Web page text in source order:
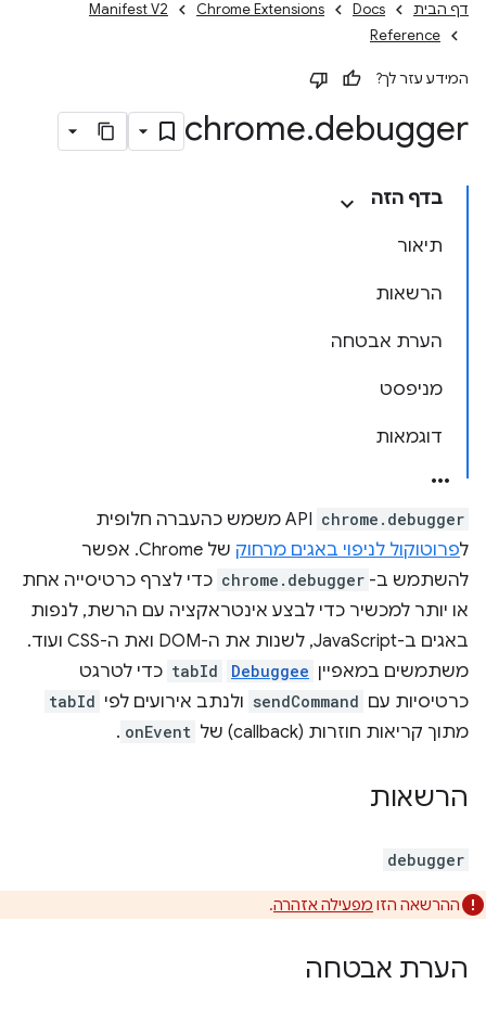
דף הבית Docs
Chrome Extensions
Manifest V2
Reference
המידע עזר לך?
chrome.debugger
בדף הזה
תיאור
הרשאות
הערת אבטחה
מניפסט
דוגמאות
chrome.debugger
API משמש כהעברה חלופית
לפרוטוקול לניפוי באגים מרחוק
של Chrome. אפשר
להשתמש ב- chrome.debugger כדי לצרף כרטיסייה אחת
או יותר למכשיר כדי לבצע אינטראקציה עם הרשת, לנפות
באגים ב-JavaScript, לשנות את ה-DOM ואת ה-CSS ועוד.
משתמשים במאפיין Debuggee
tabId כדי לטרגט
כרטיסיות עם sendCommand ולנתב אירועים לפי tabId
מתוך קריאות חוזרות (callback) של onEvent
.
הרשאות
debugger
ההרשאה הזו מפעילה אזהרה.
הערת אבטחה